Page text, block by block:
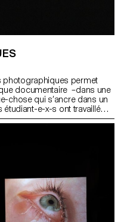
photographiques permet
documentaire –dans une
chose qui s’ancre dans un
étudiant-e-x-s ont travaillé
sens large: un objet de